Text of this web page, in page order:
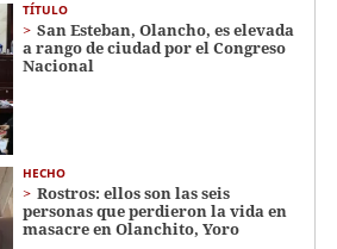
TÍTULO
San Esteban, Olancho, es elevada
a rango de ciudad por el Congreso
Nacional
HECHO
Rostros: ellos son las seis
personas que perdieron la vida en
masacre en Olanchito, Yoro